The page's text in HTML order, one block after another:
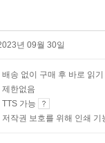
년 09월 30일
배송 없이 구매 후 바로 읽기
제한없음
TTS 가능
저작권 보호를 위해 인쇄 기